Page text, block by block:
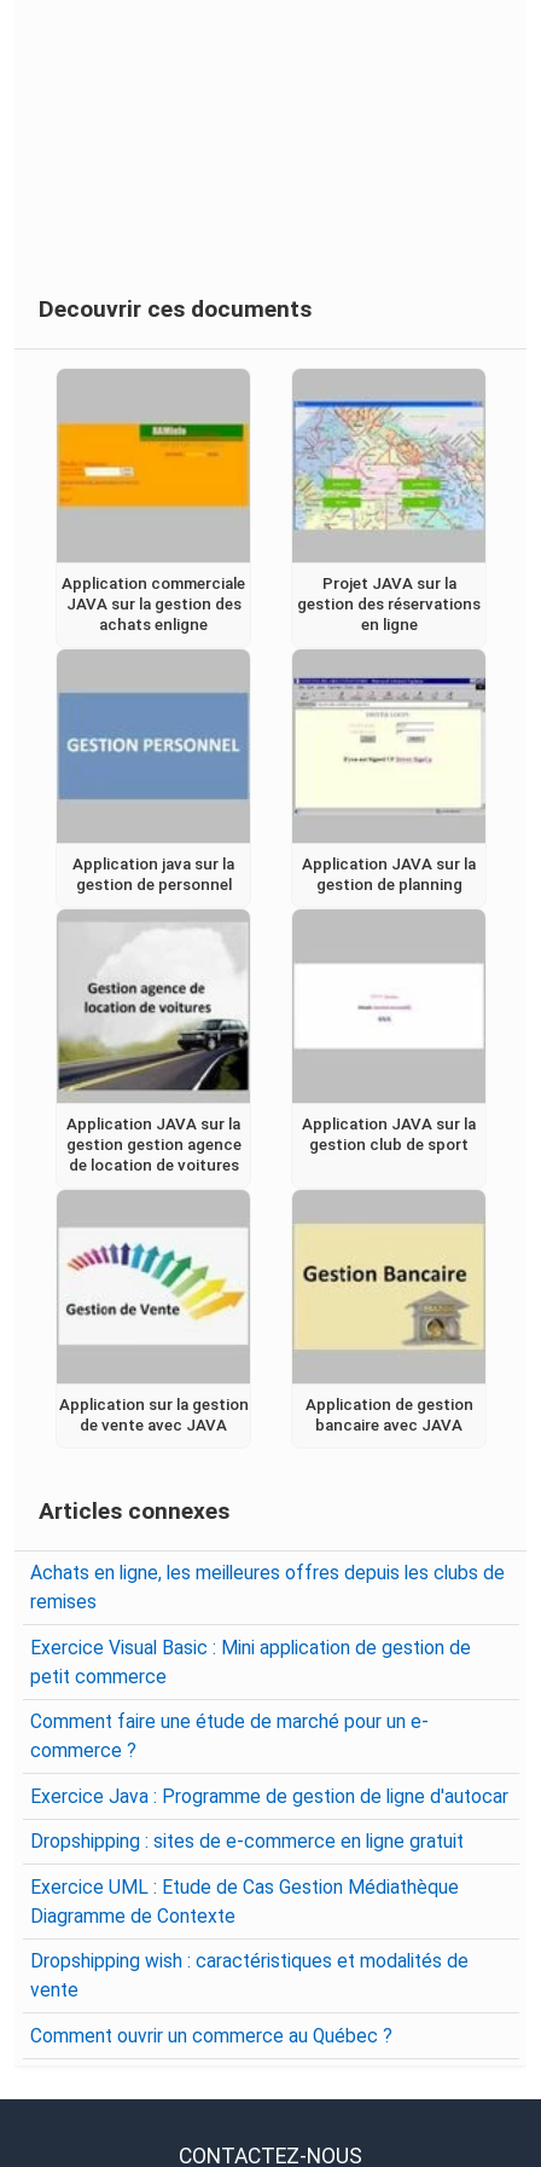
Decouvrir ces documents
Application commerciale
JAVA sur la gestion des
achats enligne
Projet JAVA sur la
gestion des réservations
en ligne
Application java sur la
gestion de personnel
Application JAVA sur la
gestion de planning
Application JAVA sur la
gestion gestion agence
de location de voitures
Application JAVA sur la
gestion club de sport
Application sur la gestion
de vente avec JAVA
Application de gestion
bancaire avec JAVA
Articles connexes
Achats en ligne, les meilleures offres depuis les clubs de
remises
Exercice Visual Basic : Mini application de gestion de
petit commerce
Comment faire une étude de marché pour un e-
commerce ?
Exercice Java : Programme de gestion de ligne d'autocar
Dropshipping : sites de e-commerce en ligne gratuit
Exercice UML : Etude de Cas Gestion Médiathèque
Diagramme de Contexte
Dropshipping wish : caractéristiques et modalités de
vente
Comment ouvrir un commerce au Québec ?
CONTACTEZ-NOUS